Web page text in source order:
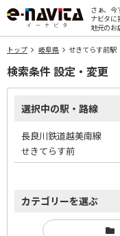
さぁ、今
ナビタに
地元のお
トップ 岐阜県 せきてらす前駅
検索条件 設定・変更
選択中の駅・路線
長良川鉄道越美南線
せきてらす前
カテゴリーを選ぶ